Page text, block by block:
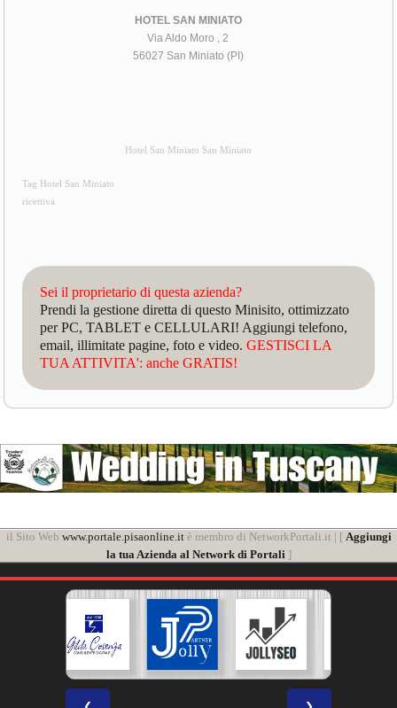
HOTEL SAN MINIATO
Via Aldo Moro , 2
56027 San Miniato (PI)
Hotel San Miniato San Miniato
Tag Hotel San Miniato
ricettiva
Sei il proprietario di questa azienda?
Prendi la gestione diretta di questo Minisito, ottimizzato
per PC, TABLET e CELLULARI! Aggiungi telefono,
email, illimitate pagine, foto e video.GESTISCI LA
TUA ATTIVITA': anche GRATIS!
il Sito Web www.portale.pisaonline.itè membro di NetworkPortali.it | [ Aggiungi
la tua Azienda al Network di Portali]